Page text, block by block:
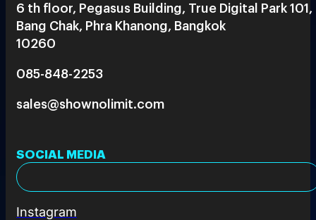
6 th floor, Pegasus Building, True Digital Park 101,
Bang Chak, Phra Khanong, Bangkok
10260
085-848-2253
sales@shownolimit.com
SOCIAL MEDIA
Instagram